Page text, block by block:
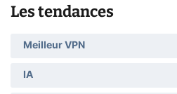
Les tendances
Meilleur VPN
IA